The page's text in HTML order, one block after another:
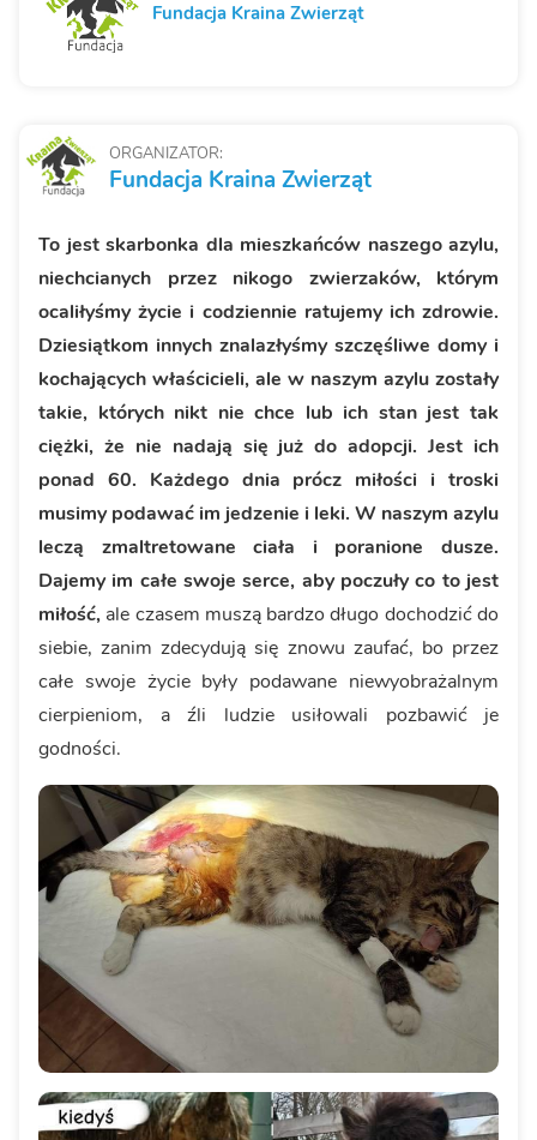
ORGANIZATOR:
Fundacja Kraina Zwierząt
To jest skarbonka dla mieszkańców naszego azylu,
niechcianych przez nikogo zwierzaków, którym
ocaliłyśmy życie i codziennie ratujemy ich zdrowie.
Dziesiątkom innych znalazłyśmy szczęśliwe domy i
kochających właścicieli, ale w naszym azylu zostały
takie, których nikt nie chce lub ich stan jest tak
ciężki, że nie nadają się już do adopcji. Jest ich
ponad 60. Każdego dnia prócz miłości i troski
musimy podawać im jedzenie i leki. W naszym azylu
leczą zmaltretowane ciała i poranione dusze.
Dajemy im całe swoje serce, aby poczuły co to jest
miłość, ale czasem muszą bardzo długo dochodzić do
siebie, zanim zdecydują się znowu zaufać, bo przez
całe swoje życie były podawane niewyobrażalnym
cierpieniom, a źli ludzie usiłowali pozbawić je
godności.
Fundacja Kraina Zwierząt